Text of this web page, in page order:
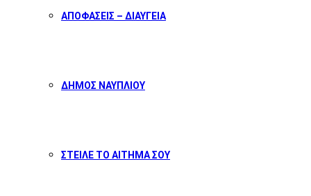
ΑΠΟΦΑΣΕΙΣ – ΔΙΑΥΓΕΙΑ
ΔΗΜΟΣ ΝΑΥΠΛΙΟΥ
ΣΤΕΙΛΕ ΤΟ ΑΙΤΗΜΑ ΣΟΥ